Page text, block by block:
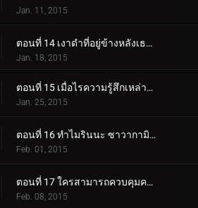
Jan. 11, 2015
ตอนที่ 14 เงาดำที่อยู่ข้างหลังเธอคือใคร?
Jan. 18, 2015
ตอนที่ 15 เมื่อไรความรู้สึกเหล่านั้นจะถูกบอกเล่า?
Jan. 25, 2015
ตอนที่ 16 ทำไมรินนะ ซาวากามิถึงประหม่า?
Feb. 01, 2015
ตอนที่ 17 ใครสามารถควบคุมความร้อนที่ตายแล้วได้?
Feb. 08, 2015